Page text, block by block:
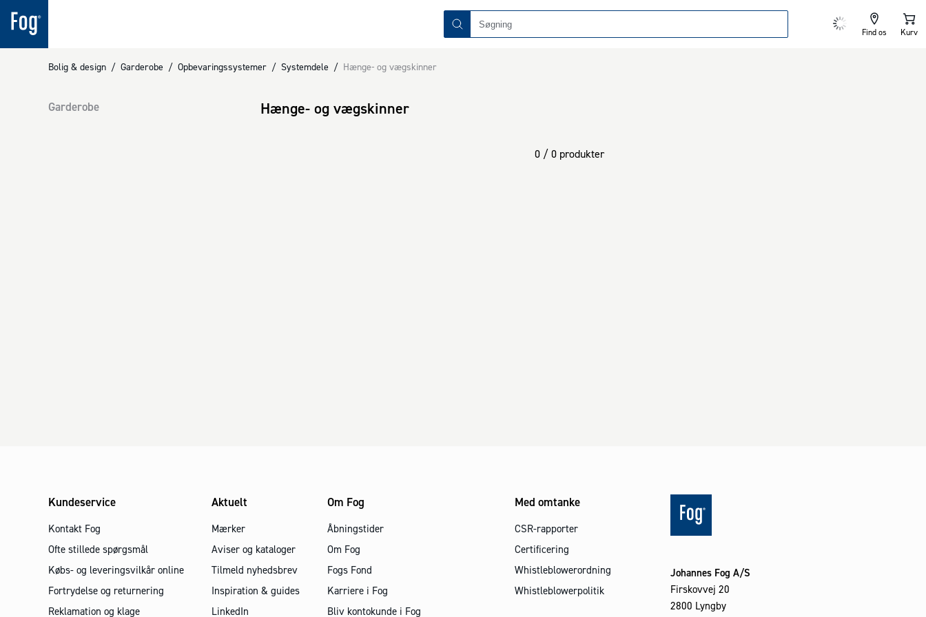
Find os Kurv
Bolig & design / Garderobe / Opbevaringssystemer / Systemdele / Hænge- og vægskinner
Garderobe Hænge- og vægskinner
0 / 0 produkter
Kundeservice
Kontakt Fog
Ofte stillede spørgsmål
Købs- og leveringsvilkår online
Fortrydelse og returnering
Reklamation og klage
Aktuelt
Mærker
Aviser og kataloger
Tilmeld nyhedsbrev
Inspiration & guides
LinkedIn
Om Fog
Åbningstider
Om Fog
Fogs Fond
Karriere i Fog
Bliv kontokunde i Fog
Med omtanke
CSR-rapporter
Certificering
Whistleblowerordning
Whistleblowerpolitik
Johannes Fog A/S
Firskovvej 20
2800 Lyngby